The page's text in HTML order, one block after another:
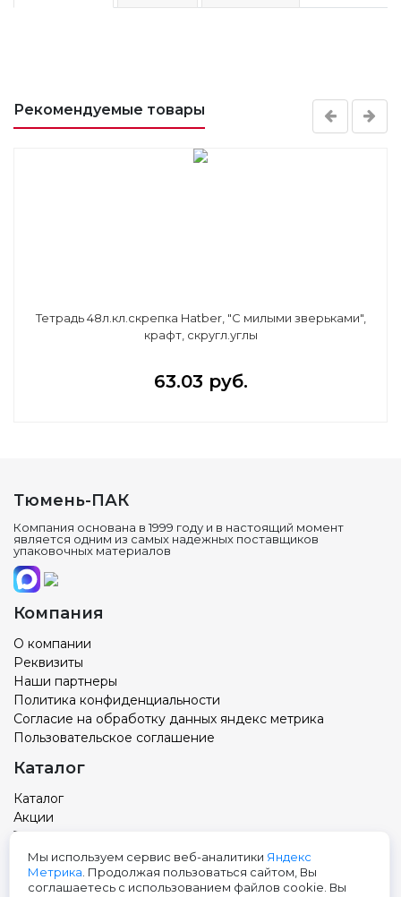
Рекомендуемые товары
Тетрадь 48л.кл.скрепка Hatber, "С милыми зверьками",
крафт, скругл.углы
63.03 руб.
Тюмень-ПАК
Компания основана в 1999 году и в настоящий момент
является одним из самых надежных поставщиков
упаковочных материалов
Компания
О компании
Реквизиты
Наши партнеры
Политика конфиденциальности
Согласие на обработку данных яндекс метрика
Пользовательское соглашение
Каталог
Каталог
Акции
Товар с вашим логотипом
Новости
Контакты
Мы используем сервис веб-аналитики Яндекс
Метрика . Продолжая пользоваться сайтом, Вы
соглашаетесь с использованием файлов cookie. Вы